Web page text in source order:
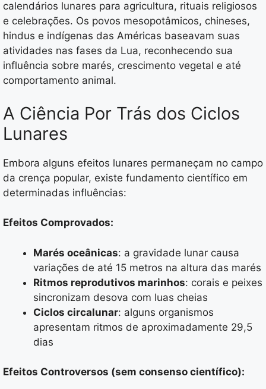
calendários lunares para agricultura, rituais religiosos
e celebrações. Os povos mesopotâmicos, chineses,
hindus e indígenas das Américas baseavam suas
atividades nas fases da Lua, reconhecendo sua
influência sobre marés, crescimento vegetal e até
comportamento animal.
A Ciência Por Trás dos Ciclos
Lunares
Embora alguns efeitos lunares permaneçam no campo
da crença popular, existe fundamento científico em
determinadas influências:
Efeitos Comprovados:
Marés oceânicas: a gravidade lunar causa
variações de até 15 metros na altura das marés
Ritmos reprodutivos marinhos: corais e peixes
sincronizam desova com luas cheias
Ciclos circalunar: alguns organismos
apresentam ritmos de aproximadamente 29,5
dias
Efeitos Controversos (sem consenso científico):